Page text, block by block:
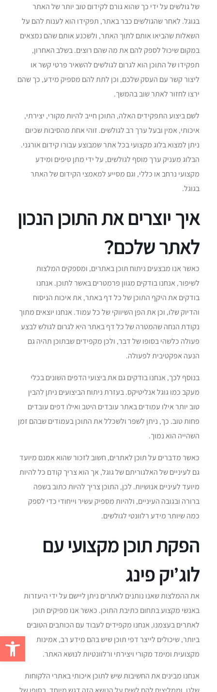
של גולשים על ידי כך שהוא גורם לקידום טוב יותר של האתר
בגוגל. לאחר שהגולשים כבר באתר, תפקידו הוא לענות להם על
השאלות שהביאו אותם לתוך האתר, ולשכנע אותם שהם נמצאים
במקום שיכול לספק להם את מה שהם רוצים. בשלב האחרון,
תפקידו של התוכן הוא לגרום לגולשים להשאיר פרטי קשר או
ליצור קשר עם העסק שלכם, וכן לתת להם מספיק מידע, כך שהם
ירצו לחזור לאתר שוב בהמשך.
לשם ביצוע התפקידים האלה, התוכן חייב להיות מקורי, יצירתי,
איכותי, אמין ובעל ערך רב לגולשים. זוהי אחת מהסיבות שכיום
ניתן למצוא בלוג מקצועי בכל אתר שמבוצע עבורו קידום אורגני.
הבלוג מעניק ערך מוסף לגולשים, על ידי מתן טיפים ומידע
מקצועי נרחב או כללי, וגם מסייע למאמצי הקידום של האתר
בגוגל.
איך יוצרים את התוכן הנכון
לאתר שלכם?
כאשר אנו מבצעים ניתוח תוכן באתרים, ומספקים המלצות
לשיפור, אנחנו בודקים מגוון פרמטרים באשר לתוכן. אנחנו
בודקים את היקף התוכן של כל דף באתר, את איכות הניסוח
והדיוק שלו, וכן את הפן השיווקי של כל עמוד. אנחנו יוצאים מתוך
נקודת הנחה שהמטרה של כל דף באתר היא לגרום לגולש לבצע
פעולה כלשהי בסופו של דבר, ולכן מקפידים שבתוכן תהיה גם
הנעה אפקטיבית לפעולה.
בנוסף לכך, אנחנו בודקים גם את ביצועי הדפים השונים בכלי
מעקב כמו גוגל אנליטיקס. בעזרת ניתוח הביצועים ניתן להבין
טוב יותר אילו עמודים באתר עובדים היטב ואילו דפים עובדים
פחות טוב. כך, ניתן לשפר ולשכלל את התוכן בעמודים שבהם זמן
השהייה הוא נמוך.
כאשר מדברים על תוכן לאתרים, חשוב לזכור שהוא אמנם מיועד
גם לעיניים של האלגוריתם של גוגל, אך הוא צריך קודם כל להיות
מיועד לעיניים אנושיות. לכן, התוכן צריך להיות כתוב בשפה
ברורה ובגובה העיניים, ולהיות מספיק עשיר וייחודי כדי לספק
כמה שיותר מידע רלוונטי לגולשים.
הפקת תוכן מקצועי עם
לוג’יק פינג
את ההמלצות שאנו נותנים לאתרים ניתן ליישם על ידי היעזרות
באנשי מקצוע בתחום כתיבת התוכן. כאשר אנו מפיקים תוכן
לאתרים בעצמנו, אנחנו מקפידים לעבוד עם הכותבים הטובים
ביותר, שיכולים לייצר דפי תוכן שיש בהם מידע רב, אמינות
מקצועית ומימד מקורי ויצירתי ורלוונטיות לנושא האתר.
אנחנו מבינים את החשיבות שיש לתוכן איכותי באתרי הלקוחות
פתח